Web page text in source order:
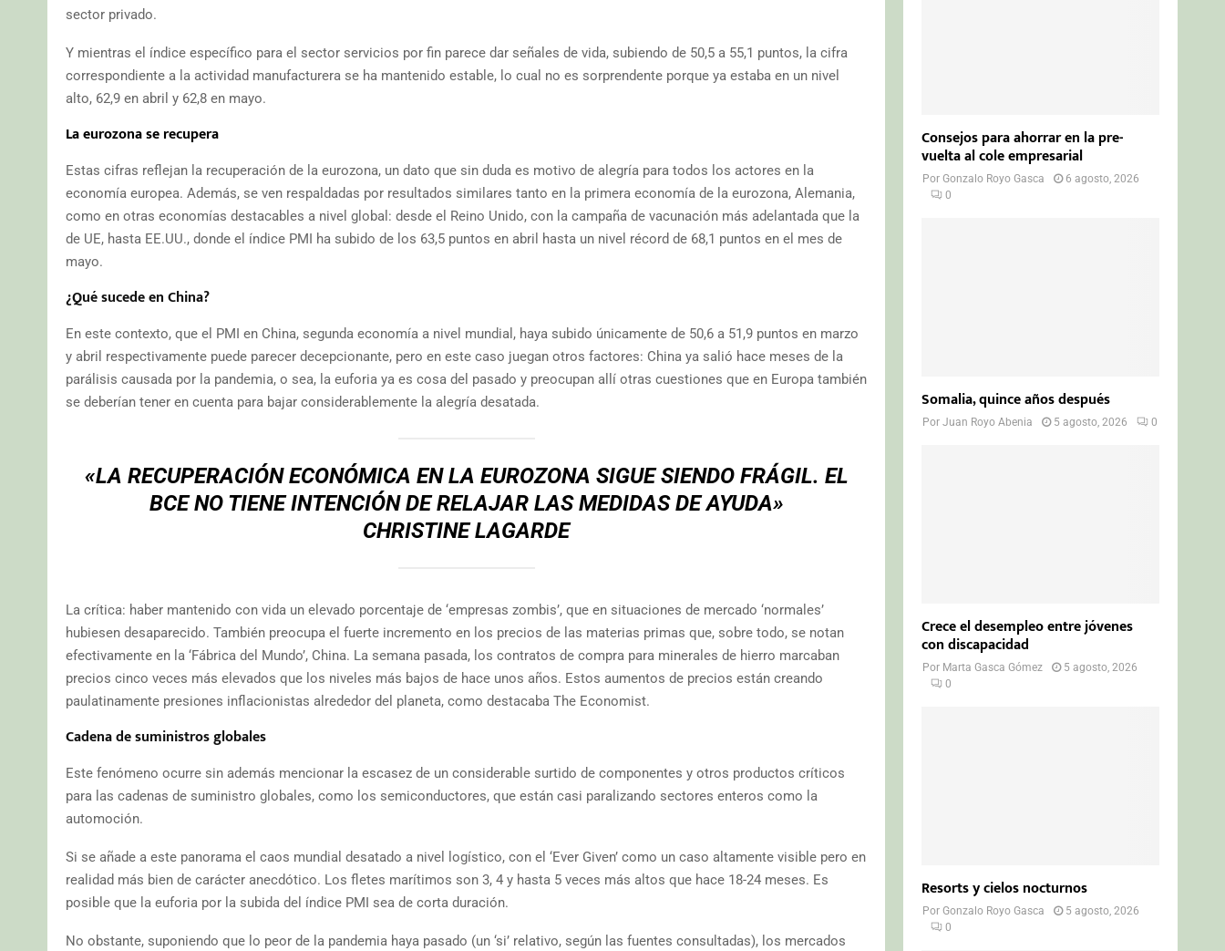
sector privado.
Y mientras el índice específico para el sector servicios por fin parece dar señales de vida, subiendo de 50,5 a 55,1 puntos, la cifra
correspondiente a la actividad manufacturera se ha mantenido estable, lo cual no es sorprendente porque ya estaba en un nivel
alto, 62,9 en abril y 62,8 en mayo.
La eurozona se recupera
Estas cifras reflejan la recuperación de la eurozona, un dato que sin duda es motivo de alegría para todos los actores en la
economía europea. Además, se ven respaldadas por resultados similares tanto en la primera economía de la eurozona, Alemania,
como en otras economías destacables a nivel global: desde el Reino Unido, con la campaña de vacunación más adelantada que la
de UE, hasta EE.UU., donde el índice PMI ha subido de los 63,5 puntos en abril hasta un nivel récord de 68,1 puntos en el mes de
mayo.
¿Qué sucede en China?
En este contexto, que el PMI en China, segunda economía a nivel mundial, haya subido únicamente de 50,6 a 51,9 puntos en marzo
y abril respectivamente puede parecer decepcionante, pero en este caso juegan otros factores: China ya salió hace meses de la
parálisis causada por la pandemia, o sea, la euforia ya es cosa del pasado y preocupan allí otras cuestiones que en Europa también
se deberían tener en cuenta para bajar considerablemente la alegría desatada.
«LA RECUPERACIÓN ECONÓMICA EN LA EUROZONA SIGUE SIENDO FRÁGIL. EL
BCE NO TIENE INTENCIÓN DE RELAJAR LAS MEDIDAS DE AYUDA»
CHRISTINE LAGARDE
La crítica: haber mantenido con vida un elevado porcentaje de ‘empresas zombis’, que en situaciones de mercado ‘normales’
hubiesen desaparecido. También preocupa el fuerte incremento en los precios de las materias primas que, sobre todo, se notan
efectivamente en la ‘Fábrica del Mundo’, China. La semana pasada, los contratos de compra para minerales de hierro marcaban
precios cinco veces más elevados que los niveles más bajos de hace unos años. Estos aumentos de precios están creando
paulatinamente presiones inflacionistas alrededor del planeta, como destacaba The Economist.
Cadena de suministros globales
Este fenómeno ocurre sin además mencionar la escasez de un considerable surtido de componentes y otros productos críticos
para las cadenas de suministro globales, como los semiconductores, que están casi paralizando sectores enteros como la
automoción.
Si se añade a este panorama el caos mundial desatado a nivel logístico, con el ‘Ever Given’ como un caso altamente visible pero en
realidad más bien de carácter anecdótico. Los fletes marítimos son 3, 4 y hasta 5 veces más altos que hace 18-24 meses. Es
posible que la euforia por la subida del índice PMI sea de corta duración.
No obstante, suponiendo que lo peor de la pandemia haya pasado (un ‘si’ relativo, según las fuentes consultadas), los mercados
Consejos para ahorrar en la pre-
vuelta al cole empresarial
PorGonzalo Royo Gasca
6 agosto, 2026
0
Somalia, quince años después
PorJuan Royo Abenia 5 agosto, 2026 0
Crece el desempleo entre jóvenes
con discapacidad
Por Marta Gasca Gómez
5 agosto, 2026
0
Resorts y cielos nocturnos
PorGonzalo Royo Gasca
5 agosto, 2026
0